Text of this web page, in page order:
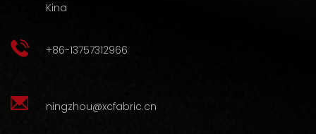
Kina
+86-13757312966
ningzhou@xcfabric.cn